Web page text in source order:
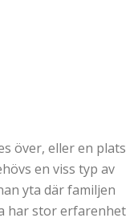
över, eller en plats
en viss typ av
yta där familjen
har stor erfarenhet